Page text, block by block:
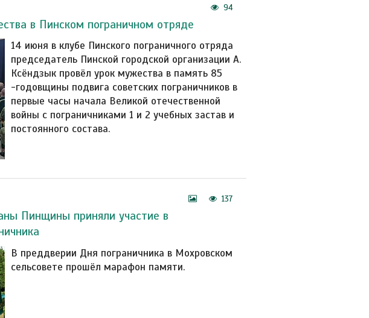
94
в Пинском пограничном отряде
14 июня в клубе Пинского пограничного отряда
председатель Пинской городской организации А.
Ксёндзык провёл урок мужества в память 85
-годовщины подвига советских пограничников в
первые часы начала Великой отечественной
войны с пограничниками 1 и 2 учебных застав и
постоянного состава.
137
Пинщины приняли участие в
В преддверии Дня пограничника в Мохровском
сельсовете прошёл марафон памяти.